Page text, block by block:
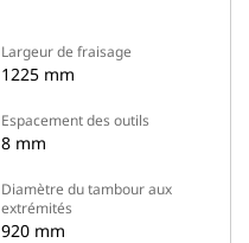
Largeur de fraisage
1225 mm
Espacement des outils
8 mm
Diamètre du tambour aux
extrémités
920 mm